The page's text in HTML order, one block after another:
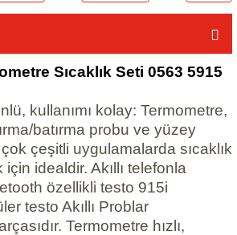
Sıcaklık Seti 0563 5915
kullanımı kolay: Termometre,
batırma probu ve yüzey
çeşitli uygulamalarda sıcaklık
idealdir. Akıllı telefonla
özellikli testo 915i
testo Akıllı Problar
Termometre hızlı,